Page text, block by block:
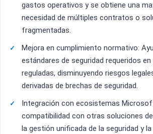
gastos operativos y se obtiene una
necesidad de múltiples contratos o
fragmentadas.
Mejora en cumplimiento normativo:
estándares de seguridad requeridos
reguladas, disminuyendo riesgos
derivadas de brechas de seguridad.
Integración con ecosistemas
compatibilidad con otras soluciones
la gestión unificada de la seguridad y